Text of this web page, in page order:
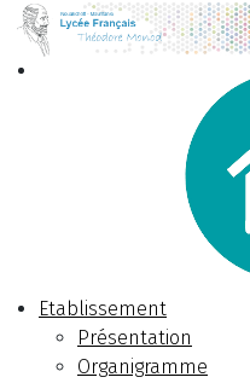
Etablissement
Présentation
Organigramme